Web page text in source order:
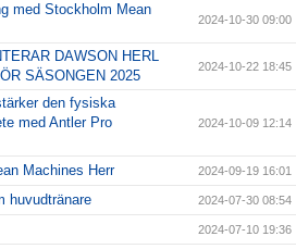
med Stockholm Mean
2024-10-30 09:00
DAWSON HERL
SÄSONGEN 2025
2024-10-22 18:45
den fysiska
med Antler Pro
2024-10-09 12:14
Machines Herr 2024-09-19 16:01
huvudtränare 2024-07-30 08:54
2024-07-10 19:36